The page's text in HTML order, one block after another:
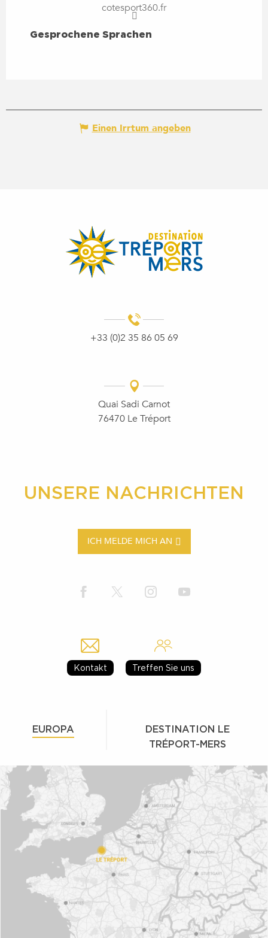
cotesport360.fr
GESPROCHENE SPRACHEN
Gesprochene Sprachen
Einen Irrtum angeben
+33 (0)2 35 86 05 69
Quai Sadi Carnot
76470 Le Tréport
UNSERE NACHRICHTEN
ICH MELDE MICH AN
Kontakt Treffen Sie uns
EUROPA
DESTINATION LE
TRÉPORT-MERS